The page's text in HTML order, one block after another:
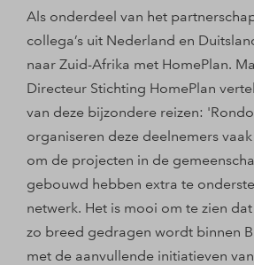
Als onderdeel van het
collega’s uit Nederland en
naar Zuid-Afrika met HomePlan.
Directeur Stichting HomePlan
van deze bijzondere reizen:
organiseren deze deelnemers
om de projecten in de
gebouwd hebben extra te
netwerk. Het is mooi om te zien
zo breed gedragen wordt binnen
met de aanvullende initiatieven van